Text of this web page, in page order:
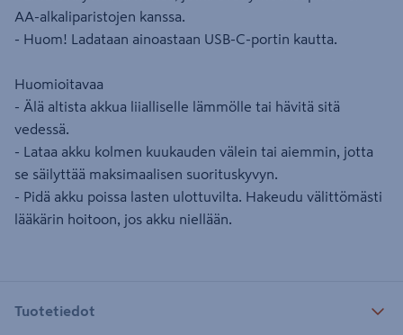
AA-alkaliparistojen kanssa.
- Huom! Ladataan ainoastaan USB-C-portin kautta.
Huomioitavaa
- Älä altista akkua liialliselle lämmölle tai hävitä sitä
vedessä.
- Lataa akku kolmen kuukauden välein tai aiemmin, jotta
se säilyttää maksimaalisen suorituskyvyn.
- Pidä akku poissa lasten ulottuvilta. Hakeudu välittömästi
lääkärin hoitoon, jos akku niellään.
Tuotetiedot